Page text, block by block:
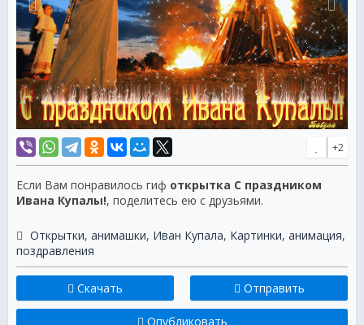
+2
Если Вам понравилось гиф открытка С праздником
Ивана Купалы!, поделитесь ею с друзьями.
Открытки, анимашки, Иван Купала, Картинки, анимация,
поздравления
Скачать Отправить
Опубликовать